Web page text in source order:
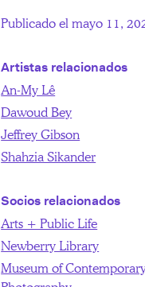
Publicado el mayo 11,
Artistas relacionados
An-My Lê
Dawoud Bey
Jeffrey Gibson
Shahzia Sikander
Socios relacionados
Arts + Public Life
Newberry Library
Museum of